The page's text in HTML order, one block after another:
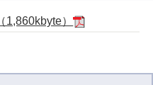
1,860kbyte）